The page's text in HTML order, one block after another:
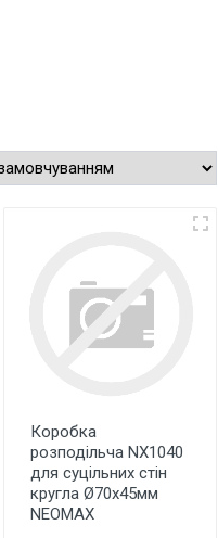
Коробка
розподільча NX1040
для суцільних стін
кругла Ø70х45мм
NEOMAX